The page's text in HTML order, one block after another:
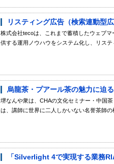
リスティング広告（検索連動型
株式会社tecoは、これまで蓄積したウェブ
供する運用ノウハウをシステム化し、リステ
烏龍茶・プアール茶の魅力に迫
堺なんや衆は、CHAの文化セミナー・中国
は、講師に世界に二人しかいない名誉茶師の
「Silverlight 4で実現する業務